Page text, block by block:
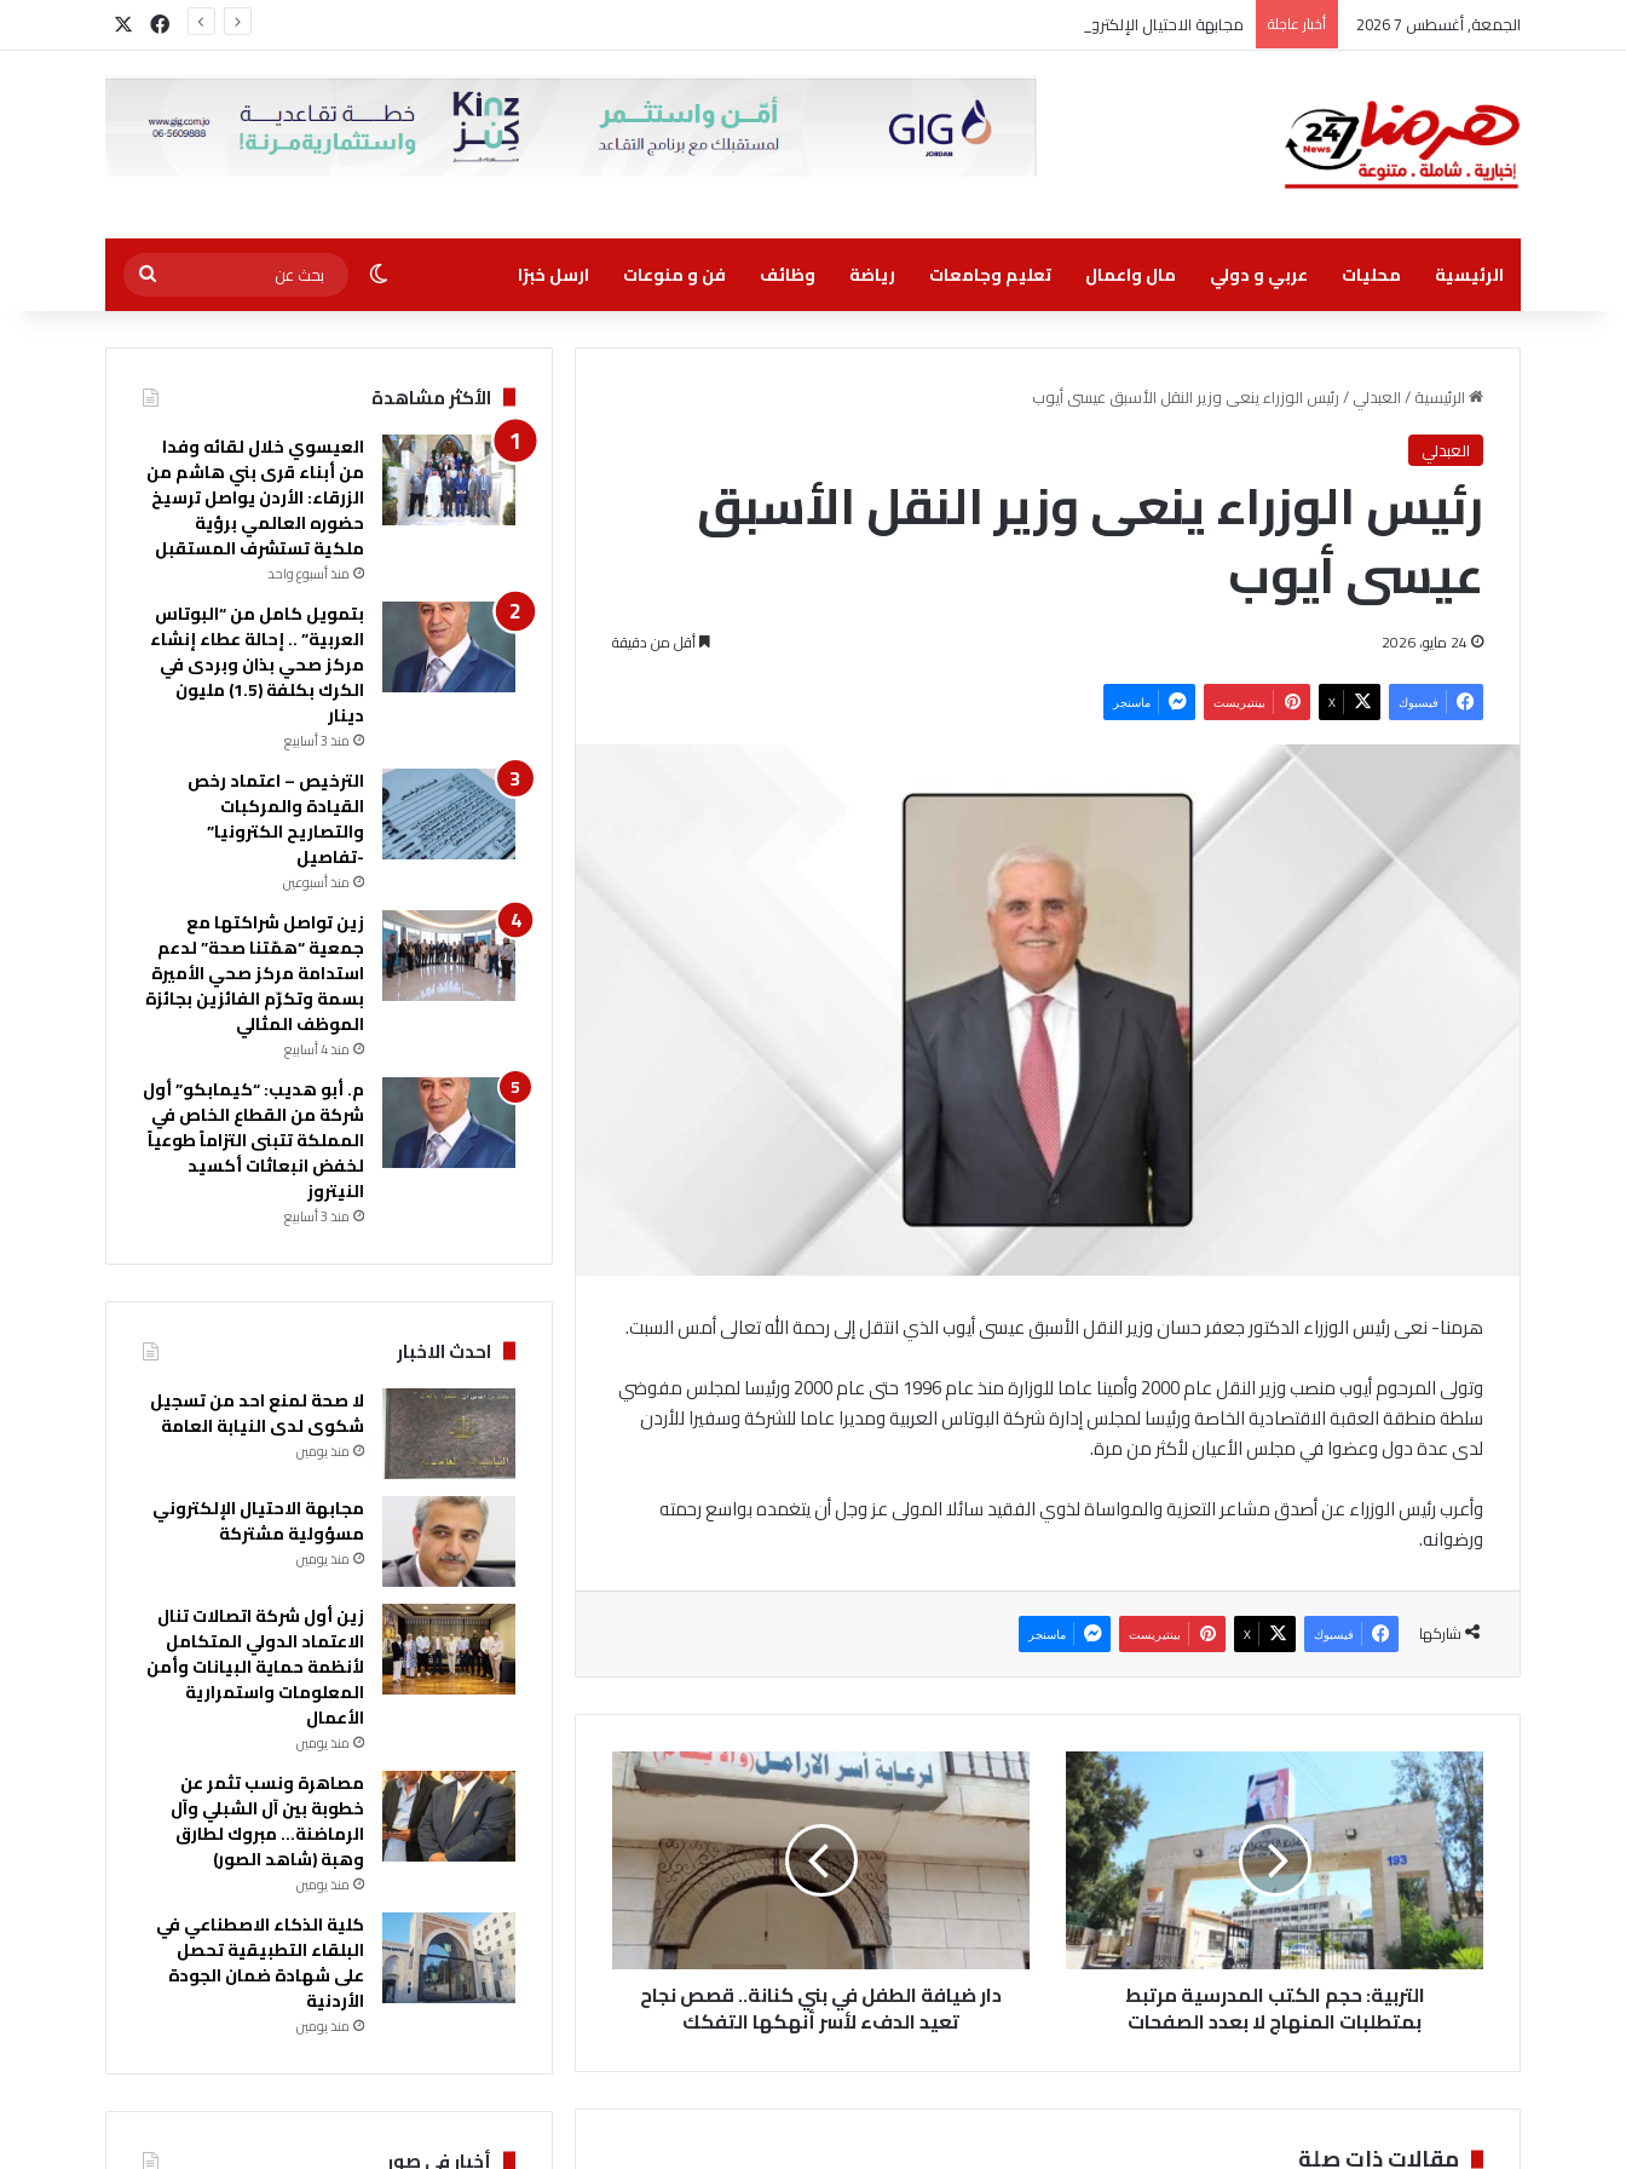
الجمعة, أغسطس 7 2026 أخبار عاجلة مجابهة الاحتيال الإلكتروني مسؤولية مشتركة فيسبوك
الرئيسية محليات عربي و دولي مال واعمال تعليم وجامعات رياضة وظائف فن و منوعات ارسل خبرًا الوضع المظلم
بحث
عن
الرئيسية/العبدلي/رئيس الوزراء ينعى وزير النقل الأسبق عيسى أيوب
العبدلي
رئيس الوزراء ينعى وزير النقل الأسبق
عيسى أيوب
24 مايو، 2026 أقل من دقيقة
فيسبوك ‫X بينتيريست ماسنجر
هرمنا- نعى رئيس الوزراء الدكتور جعفر حسان وزير النقل الأسبق عيسى أيوب الذي انتقل إلى رحمة الله تعالى أمس السبت.
وتولى المرحوم أيوب منصب وزير النقل عام 2000 وأمينا عاما للوزارة منذ عام 1996 حتى عام 2000 ورئيسا لمجلس مفوضي
سلطة منطقة العقبة الاقتصادية الخاصة ورئيسا لمجلس إدارة شركة البوتاس العربية ومديرا عاما للشركة وسفيرا للأردن
لدى عدة دول وعضوا في مجلس الأعيان لأكثر من مرة.
وأعرب رئيس الوزراء عن أصدق مشاعر التعزية والمواساة لذوي الفقيد سائلا المولى عز وجل أن يتغمده بواسع رحمته
ورضوانه.
شاركها فيسبوك ‫X بينتيريست ماسنجر
ا
ل
ت
ر
ب
ي
ة
:
ح
ل
ت
ب
التربية: حجم الكتب المدرسية مرتبط
بمتطلبات المنهاج لا بعدد الصفحات
د
ا
ر
ض
ي
ا
ا
ل
ي
دار ضيافة الطفل في بني كنانة.. قصص نجاح
تعيد الدفء لأسر أنهكها التفكك
مقالات ذات صلة
الأكثر مشاهدة
العيسوي خلال لقائه وفدا
من أبناء قرى بني هاشم من
الزرقاء: الأردن يواصل ترسيخ
حضوره العالمي برؤية
ملكية تستشرف المستقبل
منذ أسبوع واحد
بتمويل كامل من “البوتاس
العربية” .. إحالة عطاء إنشاء
مركز صحي بذان وبردى في
الكرك بكلفة (1.5) مليون
دينار
منذ 3 أسابيع
الترخيص – اعتماد رخص
القيادة والمركبات
والتصاريح الكترونيا”
-تفاصيل
منذ أسبوعين
زين تواصل شراكتها مع
جمعية “همّتنا صحة” لدعم
استدامة مركز صحي الأميرة
بسمة وتكرّم الفائزين بجائزة
الموظف المثالي
منذ 4 أسابيع
م. أبو هديب: “كيمابكو” أول
شركة من القطاع الخاص في
المملكة تتبنى التزاماً طوعياً
لخفض انبعاثات أكسيد
النيتروز
منذ 3 أسابيع
احدث الاخبار
لا صحة لمنع احد من تسجيل
شكوى لدى النيابة العامة
منذ يومين
مجابهة الاحتيال الإلكتروني
مسؤولية مشتركة
منذ يومين
زين أول شركة اتصالات تنال
الاعتماد الدولي المتكامل
لأنظمة حماية البيانات وأمن
المعلومات واستمرارية
الأعمال
منذ يومين
مصاهرة ونسب تثمر عن
خطوبة بين آل الشبلي وآل
الرماضنة… مبروك لطارق
وهبة (شاهد الصور)
منذ يومين
كلية الذكاء الاصطناعي في
البلقاء التطبيقية تحصل
على شهادة ضمان الجودة
الأردنية
منذ يومين
أخبار في صور